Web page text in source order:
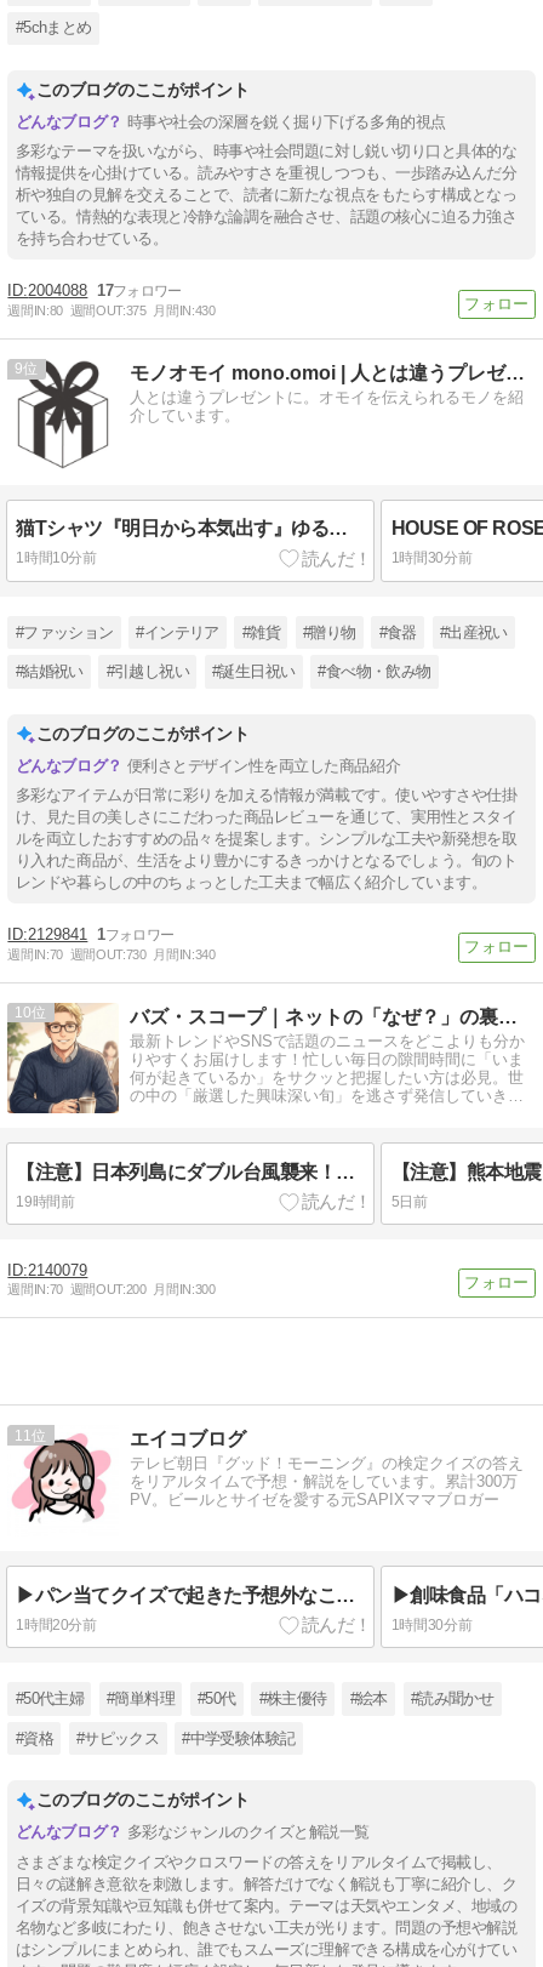
#5chまとめ
このブログのここがポイント
時事や社会の深層を鋭く掘り下げる多角的視点
多彩なテーマを扱いながら、時事や社会問題に対し鋭い切り口と具体的な
情報提供を心掛けている。読みやすさを重視しつつも、一歩踏み込んだ分
析や独自の見解を交えることで、読者に新たな視点をもたらす構成となっ
ている。情熱的な表現と冷静な論調を融合させ、話題の核心に迫る力強さ
を持ち合わせている。
2004088 17
週間IN:80 週間OUT:375 月間IN:430
9 モノオモイ mono.omoi | 人とは違うプレゼントに。
人とは違うプレゼントに。オモイを伝えられるモノを紹
介しています。
猫Tシャツ『明日から本気出す』ゆるかわ猫に癒される人気Tシャツ
1時間10分前 1時間30分前
#ファッション #インテリア #雑貨 #贈り物 #食器 #出産祝い
#結婚祝い #引越し祝い #誕生日祝い #食べ物・飲み物
このブログのここがポイント
便利さとデザイン性を両立した商品紹介
多彩なアイテムが日常に彩りを加える情報が満載です。使いやすさや仕掛
け、見た目の美しさにこだわった商品レビューを通じて、実用性とスタイ
ルを両立したおすすめの品々を提案します。シンプルな工夫や新発想を取
り入れた商品が、生活をより豊かにするきっかけとなるでしょう。旬のト
レンドや暮らしの中のちょっとした工夫まで幅広く紹介しています。
2129841 1
週間IN:70 週間OUT:730 月間IN:340
10 バズ・スコープ｜ネットの「なぜ？」の裏側を深掘り
最新トレンドやSNSで話題のニュースをどこよりも分か
りやすくお届けします！忙しい毎日の隙間時間に「いま
何が起きているか」をサクッと把握したい方は必見。世
の中の「厳選した興味深い旬」を逃さず発信していきま
【注意】日本列島にダブル台風襲来！飛行機欠航・地震連動の盲点
19時間前 5日前
2140079
週間IN:70 週間OUT:200 月間IN:300
11 エイコブログ
テレビ朝日『グッド！モーニング』の検定クイズの答え
をリアルタイムで予想・解説をしています。累計300万
PV。ビールとサイゼを愛する元SAPIXママブロガー
▶パン当てクイズで起きた予想外なことは？（エンタメ検定）
1時間20分前 1時間30分前
#50代主婦 #簡単料理 #50代 #株主優待 #絵本 #読み聞かせ
#資格 #サピックス #中学受験体験記
このブログのここがポイント
多彩なジャンルのクイズと解説一覧
さまざまな検定クイズやクロスワードの答えをリアルタイムで掲載し、
日々の謎解き意欲を刺激します。解答だけでなく解説も丁寧に紹介し、ク
イズの背景知識や豆知識も併せて案内。テーマは天気やエンタメ、地域の
名物など多岐にわたり、飽きさせない工夫が光ります。問題の予想や解説
はシンプルにまとめられ、誰でもスムーズに理解できる構成を心がけてい